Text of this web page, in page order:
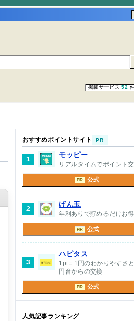
掲載サービス52
おすすめポイントサイト PR
1
モッピー
リアルタイムでポイント
PR 公式
2
げん玉
年利ありで貯めるだけお得
PR 公式
3
ハピタス
1pt＝1円のわかりやすさ
円台からの交換
PR 公式
人気記事ランキング